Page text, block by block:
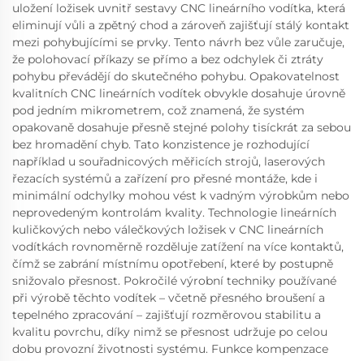
uložení ložisek uvnitř sestavy CNC lineárního vodítka, která
eliminují vůli a zpětný chod a zároveň zajišťují stálý kontakt
mezi pohybujícími se prvky. Tento návrh bez vůle zaručuje,
že polohovací příkazy se přímo a bez odchylek či ztráty
pohybu převádějí do skutečného pohybu. Opakovatelnost
kvalitních CNC lineárních vodítek obvykle dosahuje úrovně
pod jedním mikrometrem, což znamená, že systém
opakovaně dosahuje přesně stejné polohy tisíckrát za sebou
bez hromadění chyb. Tato konzistence je rozhodující
například u souřadnicových měřicích strojů, laserových
řezacích systémů a zařízení pro přesné montáže, kde i
minimální odchylky mohou vést k vadným výrobkům nebo
neprovedeným kontrolám kvality. Technologie lineárních
kuličkových nebo válečkových ložisek v CNC lineárních
vodítkách rovnoměrně rozděluje zatížení na více kontaktů,
čímž se zabrání místnímu opotřebení, které by postupně
snižovalo přesnost. Pokročilé výrobní techniky používané
při výrobě těchto vodítek – včetně přesného broušení a
tepelného zpracování – zajišťují rozměrovou stabilitu a
kvalitu povrchu, díky nimž se přesnost udržuje po celou
dobu provozní životnosti systému. Funkce kompenzace